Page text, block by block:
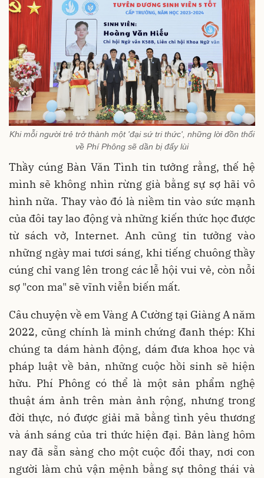
Khi mỗi người trẻ trở thành một 'đại sứ tri thức', những lời đồn thổi
về Phí Phông sẽ dần bị đẩy lùi
Thầy cúng Bàn Văn Tình tin tưởng rằng, thế hệ
mình sẽ không nhìn rừng già bằng sự sợ hãi vô
hình nữa. Thay vào đó là niềm tin vào sức mạnh
của đôi tay lao động và những kiến thức học được
từ sách vở, Internet. Anh cũng tin tưởng vào
những ngày mai tươi sáng, khi tiếng chuông thầy
cúng chỉ vang lên trong các lễ hội vui vẻ, còn nỗi
sợ "con ma" sẽ vĩnh viễn biến mất.
Câu chuyện về em Vàng A Cường tại Giàng A năm
2022, cũng chính là minh chứng đanh thép: Khi
chúng ta dám hành động, dám đưa khoa học và
pháp luật về bản, những cuộc hồi sinh sẽ hiện
hữu. Phí Phông có thể là một sản phẩm nghệ
thuật ám ảnh trên màn ảnh rộng, nhưng trong
đời thực, nó được giải mã bằng tình yêu thương
và ánh sáng của tri thức hiện đại. Bản làng hôm
nay đã sẵn sàng cho một cuộc đổi thay, nơi con
người làm chủ vận mệnh bằng sự thông thái và